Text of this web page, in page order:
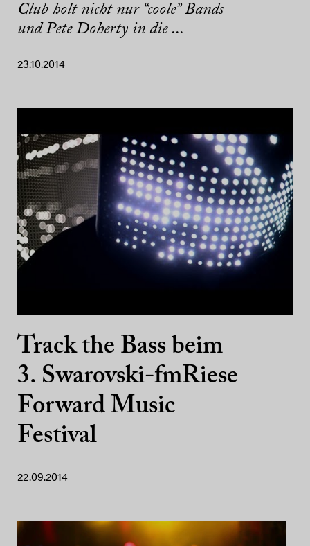
Club holt nicht nur “coole” Bands
und Pete Doherty in die ...
23.10.2014
Track the Bass beim
3. Swarovski-fmRiese
Forward Music
Festival
22.09.2014